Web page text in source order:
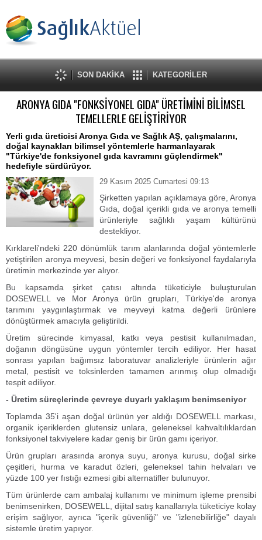
SON DAKİKA KATEGORİLER
ARONYA GIDA "FONKSİYONEL GIDA" ÜRETİMİNİ BİLİMSEL
TEMELLERLE GELİŞTİRİYOR
Yerli gıda üreticisi Aronya Gıda ve Sağlık AŞ, çalışmalarını,
doğal kaynakları bilimsel yöntemlerle harmanlayarak
"Türkiye'de fonksiyonel gıda kavramını güçlendirmek"
hedefiyle sürdürüyor.
29 Kasım 2025 Cumartesi 09:13
Şirketten yapılan açıklamaya göre, Aronya
Gıda, doğal içerikli gıda ve aronya temelli
ürünleriyle sağlıklı yaşam kültürünü
destekliyor.
Kırklareli'ndeki 220 dönümlük tarım alanlarında doğal yöntemlerle
yetiştirilen aronya meyvesi, besin değeri ve fonksiyonel faydalarıyla
üretimin merkezinde yer alıyor.
Bu kapsamda şirket çatısı altında tüketiciyle buluşturulan
DOSEWELL ve Mor Aronya ürün grupları, Türkiye'de aronya
tarımını yaygınlaştırmak ve meyveyi katma değerli ürünlere
dönüştürmek amacıyla geliştirildi.
Üretim sürecinde kimyasal, katkı veya pestisit kullanılmadan,
doğanın döngüsüne uygun yöntemler tercih ediliyor. Her hasat
sonrası yapılan bağımsız laboratuvar analizleriyle ürünlerin ağır
metal, pestisit ve toksinlerden tamamen arınmış olup olmadığı
tespit ediliyor.
- Üretim süreçlerinde çevreye duyarlı yaklaşım benimseniyor
Toplamda 35'i aşan doğal ürünün yer aldığı DOSEWELL markası,
organik içeriklerden glutensiz unlara, geleneksel kahvaltılıklardan
fonksiyonel takviyelere kadar geniş bir ürün gamı içeriyor.
Ürün grupları arasında aronya suyu, aronya kurusu, doğal sirke
çeşitleri, hurma ve karadut özleri, geleneksel tahin helvaları ve
yüzde 100 yer fıstığı ezmesi gibi alternatifler bulunuyor.
Tüm ürünlerde cam ambalaj kullanımı ve minimum işleme prensibi
benimsenirken, DOSEWELL, dijital satış kanallarıyla tüketiciye kolay
erişim sağlıyor, ayrıca "içerik güvenliği" ve "izlenebilirliğe" dayalı
sistemle üretim yapıyor.